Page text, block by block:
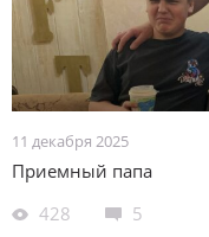
11 декабря 2025
Приемный папа
428
5